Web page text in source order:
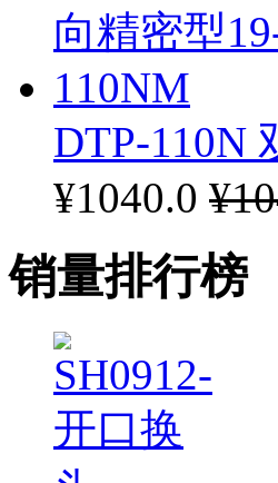
DTP-110N
¥1040.0
销量排行榜